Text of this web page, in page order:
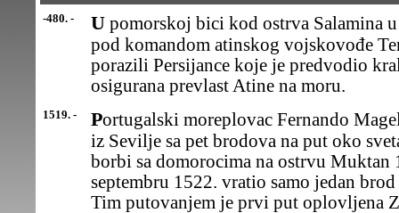
-480. -
U pomorskoj bici kod ostrva Salamina u Egejskom moru, Grci su
pod komandom atinskog vojskovođe
porazili Persijance koje je predvodio
osigurana prevlast Atine na moru.
1519. - Portugalski moreplovac Fernando Magelan (Magalhaes)isplovio je
iz Sevilje sa pet brodova na put oko
borbi sa domorocima na ostrvu Muktan
septembru 1522. vratio samo jedan
Tim putovanjem je prvi put oplovljena